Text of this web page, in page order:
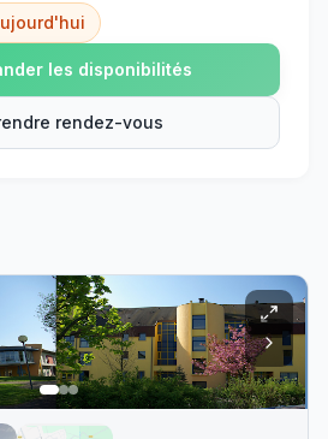
les disponibilités
rendez-vous